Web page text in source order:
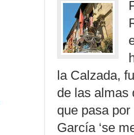
la Calzada,
de las almas
que pasa
García ‘se